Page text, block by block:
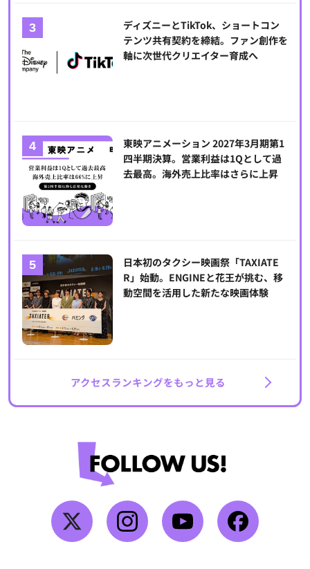
ディズニーとTikTok、ショートコン
テンツ共有契約を締結。ファン創作を
軸に次世代クリエイター育成へ
東映アニメーション 2027年3月期第1
四半期決算。営業利益は1Qとして過
去最高。海外売上比率はさらに上昇
日本初のタクシー映画祭「TAXIATE
R」始動。ENGINEと花王が挑む、移
動空間を活用した新たな映画体験
アクセスランキングをもっと見る